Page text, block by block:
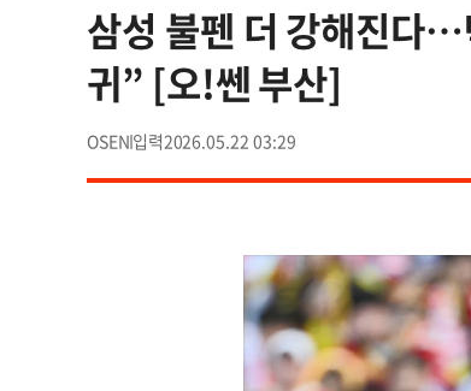
삼성 불펜 더 강해진다
귀” [오!쎈 부산]
OSEN 2026.05.22 03:29